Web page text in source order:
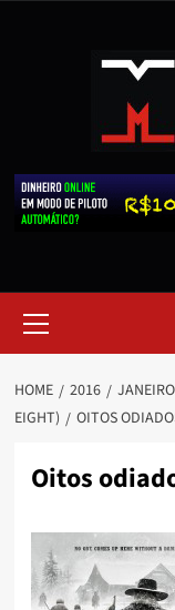
HOME 2016 JANEIRO
EIGHT)
OITOS
Oitos